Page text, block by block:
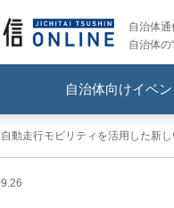
自治体通
自治体の
自治体向けイベン
自動走行モビリティを活用した新